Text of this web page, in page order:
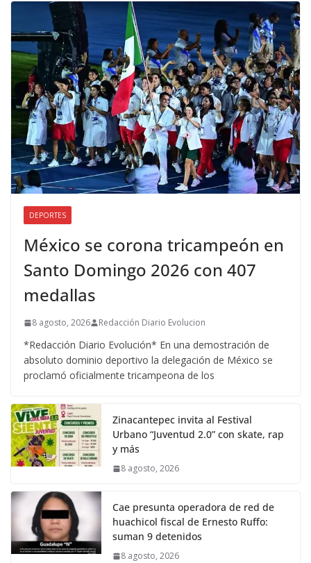
DEPORTES
México se corona tricampeón en
Santo Domingo 2026 con 407
medallas
8 agosto, 2026 Redacción Diario Evolucion
*Redacción Diario Evolución* En una demostración de
absoluto dominio deportivo la delegación de México se
proclamó oficialmente tricampeona de los
Zinacantepec invita al Festival
Urbano “Juventud 2.0” con skate, rap
y más
8 agosto, 2026
Cae presunta operadora de red de
huachicol fiscal de Ernesto Ruffo:
suman 9 detenidos
8 agosto, 2026